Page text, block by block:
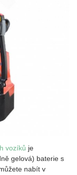
vozíků je
gelová) baterie s
nabít v